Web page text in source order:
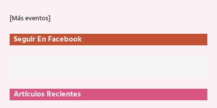
[Más eventos]
Seguir En Facebook
Artículos Recientes